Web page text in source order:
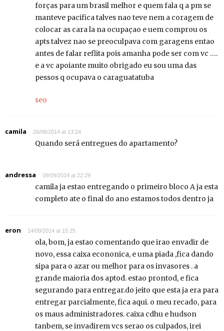
forças para um brasil melhor e quem fala q a pm se
manteve pacifica talves nao teve nem a coragem de
colocar as cara la na ocupaçao e uem comprou os
apts talvez nao se preoculpava com garagens entao
antes de falar reflita pois amanha pode ser com vc ….
e a vc apoiante muito obrigado eu sou uma das
pessos q ocupava o caraguatatuba
seo
camila 26/08/2014 at 13:24
Quando será entregues do apartamento?
andressa 09/09/2014 at 22:29
camila ja estao entregando o primeiro bloco A ja esta
completo ate o final do ano estamos todos dentro ja
eron 14/09/2014 at 15:25
ola, bom, ja estao comentando que irao envadir de
novo, essa caixa econonica, e uma piada ,fica dando
sipa para o azar ou melhor para os invasores . a
grande maioria dos aptod. estao prontod, e fica
segurando para entregar.do jeito que esta ja era para
entregar parcialmente, fica aqui. o meu recado, para
os maus administradores. caixa cdhu e hudson
tanbem, se invadirem vcs serao os culpados, irei